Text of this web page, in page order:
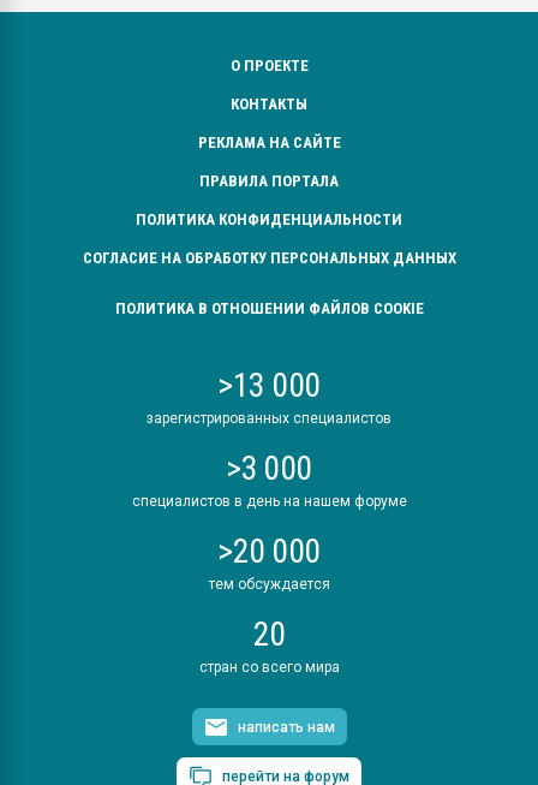
О ПРОЕКТЕ
КОНТАКТЫ
РЕКЛАМА НА САЙТЕ
ПРАВИЛА ПОРТАЛА
ПОЛИТИКА КОНФИДЕНЦИАЛЬНОСТИ
СОГЛАСИЕ НА ОБРАБОТКУ ПЕРСОНАЛЬНЫХ ДАННЫХ
ПОЛИТИКА В ОТНОШЕНИИ ФАЙЛОВ COOKIE
>13 000
зарегистрированных специалистов
>3 000
специалистов в день на нашем форуме
>20 000
тем обсуждается
20
стран со всего мира
написать нам
перейти на форум